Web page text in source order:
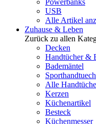
Powerbanks
USB
Alle Artikel
Zuhause & Leben
Zurück zu allen
Decken
Handtücher &
Bademäntel
Alle
Kerzen
Küchenartikel
Besteck
Küchenmesser